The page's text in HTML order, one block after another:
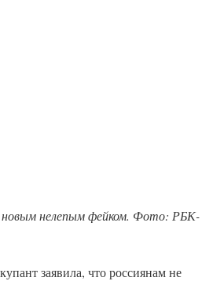
новым нелепым фейком. Фото: РБК-
заявила, что россиянам не